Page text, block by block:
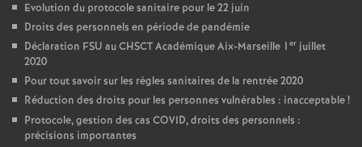
Evolution du protocole sanitaire pour le 22 juin
Droits des personnels en période de pandémie
Déclaration FSU au CHSCT Académique Aix-Marseille 1 er juillet
2020
Pour tout savoir sur les règles sanitaires de la rentrée 2020
Réduction des droits pour les personnes vulnérables : inacceptable!
Protocole, gestion des cas COVID, droits des personnels :
précisions importantes